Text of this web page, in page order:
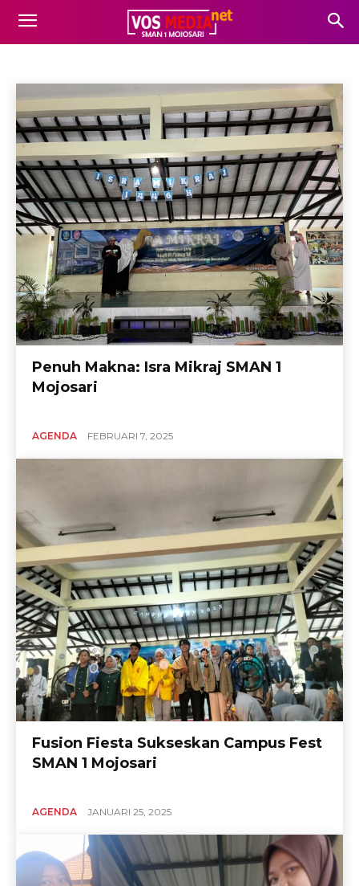
AGENDA
Penuh Makna: Isra Mikraj SMAN 1
Mojosari
AGENDA FEBRUARI 7, 2025
Fusion Fiesta Sukseskan Campus Fest
SMAN 1 Mojosari
AGENDA JANUARI 25, 2025